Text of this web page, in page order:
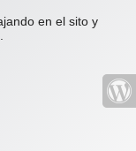
en el sito y